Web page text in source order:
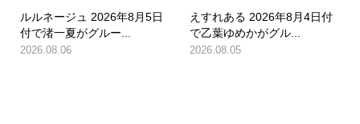
ルルネージュ 2026年8月5日
付で渚一夏がグルー...
2026.08.06
えすれある 2026年8月4日付
で乙葉ゆめかがグル...
2026.08.05